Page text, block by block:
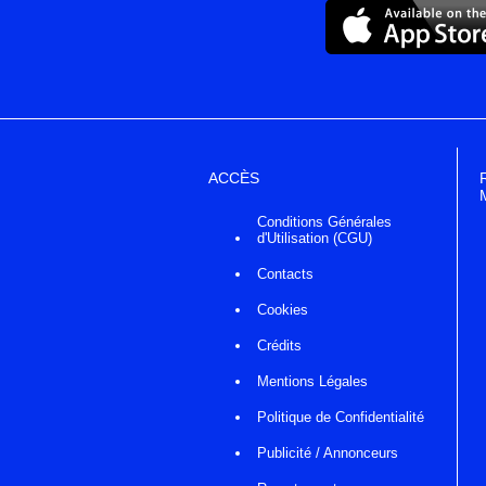
ACCÈS
Conditions Générales
d'Utilisation (CGU)
Contacts
Cookies
Crédits
Mentions Légales
Politique de Confidentialité
Publicité / Annonceurs